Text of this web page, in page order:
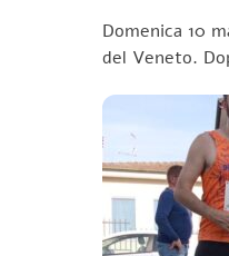
Domenica 10
del Veneto.